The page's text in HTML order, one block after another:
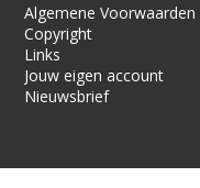
Algemene Voorwaarden
Copyright
Links
Jouw eigen account
Nieuwsbrief